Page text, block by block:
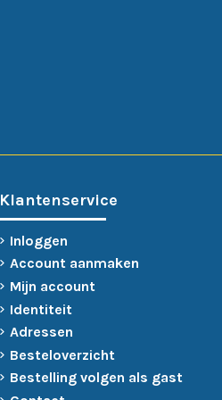
Klantenservice
Inloggen
Account aanmaken
Mijn account
Identiteit
Adressen
Besteloverzicht
Bestelling volgen als gast